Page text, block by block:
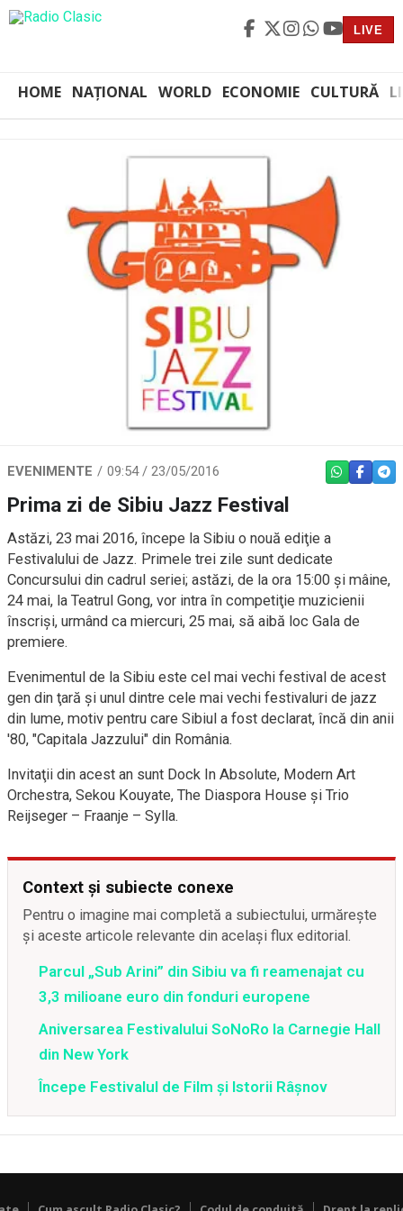
LIVE
HOME NAȚIONAL WORLD ECONOMIE CULTURĂ
EVENIMENTE 09:54 / 23/05/2016 WHATSAPP
Prima zi de Sibiu Jazz Festival
Astăzi, 23 mai 2016, începe la Sibiu o nouă ediţie a
Festivalului de Jazz. Primele trei zile sunt dedicate
Concursului din cadrul seriei; astăzi, de la ora 15:00 şi mâine,
24 mai, la Teatrul Gong, vor intra în competiţie muzicienii
înscrişi, urmând ca miercuri, 25 mai, să aibă loc Gala de
premiere.
Evenimentul de la Sibiu este cel mai vechi festival de acest
gen din ţară şi unul dintre cele mai vechi festivaluri de jazz
din lume, motiv pentru care Sibiul a fost declarat, încă din anii
'80, "Capitala Jazzului" din România.
Invitaţii din acest an sunt Dock In Absolute, Modern Art
Orchestra, Sekou Kouyate, The Diaspora House şi Trio
Reijseger – Fraanje – Sylla.
Context și subiecte conexe
Pentru o imagine mai completă a subiectului, urmărește
și aceste articole relevante din același flux editorial.
Parcul „Sub Arini” din Sibiu va fi reamenajat cu
3,3 milioane euro din fonduri europene
Aniversarea Festivalului SoNoRo la Carnegie Hall
din New York
Începe Festivalul de Film și Istorii Râșnov